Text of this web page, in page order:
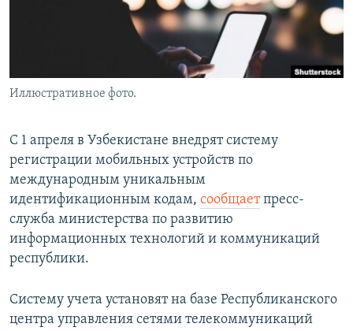
Иллюстративное фото.
С 1 апреля в Узбекистане внедрят систему
регистрации мобильных устройств по
международным уникальным
идентификационным кодам, сообщаетпресс-
служба министерства по развитию
информационных технологий и коммуникаций
республики.
Систему учета установят на базе Республиканского
центра управления сетями телекоммуникаций